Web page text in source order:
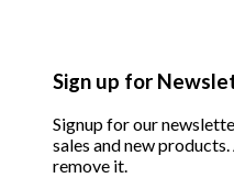
Sign up for
Signup for our
sales and new
remove it.